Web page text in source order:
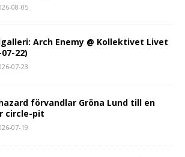
08-05
Arch Enemy @ Kollektivet Livet
22)
07-23
förvandlar Gröna Lund till en
circle-pit
07-19